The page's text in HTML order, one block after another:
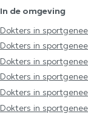
In de omgeving
Dokters in
Dokters in
Dokters in
Dokters in
Dokters in
Dokters in